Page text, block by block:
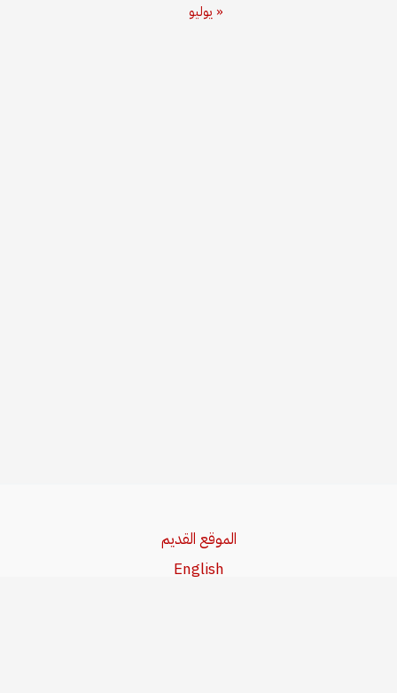
« يوليو
الموقع القديم
English